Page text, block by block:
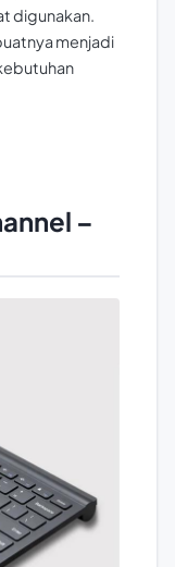
digunakan.
menjadi
–